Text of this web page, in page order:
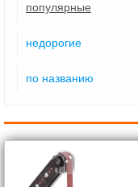
популярные
недорогие
по названию